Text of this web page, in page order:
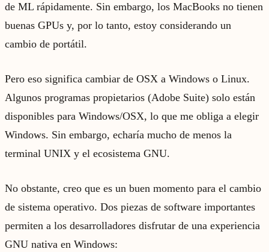
de ML rápidamente. Sin embargo, los MacBooks no tienen
buenas GPUs y, por lo tanto, estoy considerando un
cambio de portátil.
Pero eso significa cambiar de OSX a Windows o Linux.
Algunos programas propietarios (Adobe Suite) solo están
disponibles para Windows/OSX, lo que me obliga a elegir
Windows. Sin embargo, echaría mucho de menos la
terminal UNIX y el ecosistema GNU.
No obstante, creo que es un buen momento para el cambio
de sistema operativo. Dos piezas de software importantes
permiten a los desarrolladores disfrutar de una experiencia
GNU nativa en Windows: